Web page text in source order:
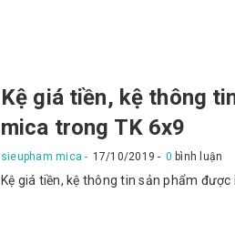
Kệ giá tiền, kệ thông
mica trong TK 6x9
sieupham mica 17/10/2019 0 bình luận
Kệ giá tiền, kệ thông tin sản phẩm được